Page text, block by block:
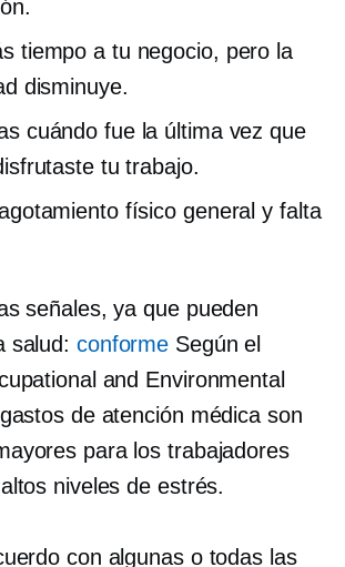
tiempo a tu negocio, pero la
disminuye.
cuándo fue la última vez que
tu trabajo.
físico general y falta
señales, ya que pueden
salud: conforme Según el
and Environmental
de atención médica son
para los trabajadores
niveles de estrés.
con algunas o todas las